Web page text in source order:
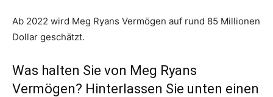
Ab 2022 wird Meg Ryans Vermögen auf rund 85 Millionen
Dollar geschätzt.
Was halten Sie von Meg Ryans
Vermögen? Hinterlassen Sie unten einen